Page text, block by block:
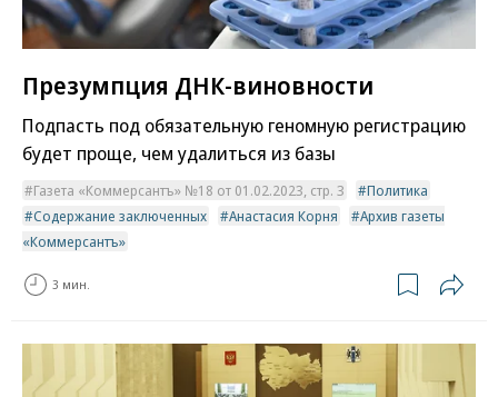
Презумпция ДНК-виновности
Подпасть под обязательную геномную регистрацию
будет проще, чем удалиться из базы
Газета «Коммерсантъ» №18 от 01.02.2023, стр. 3
Политика
Содержание заключенных
Анастасия Корня
Архив газеты
«Коммерсантъ»
3 мин.